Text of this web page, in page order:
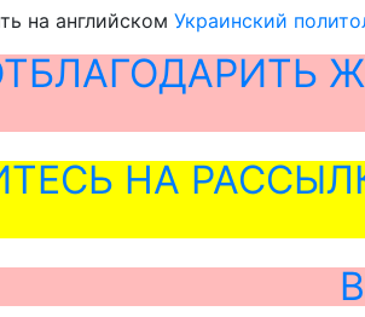
на английском Украинский
НА